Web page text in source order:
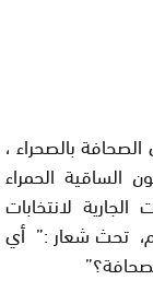
ماي 2018 بمقر نادي الصحافة بالصحراء ،
الساقية الحمراء
لانتخابات
يوم 22 يونيو القادم، تحث شعار :” أي